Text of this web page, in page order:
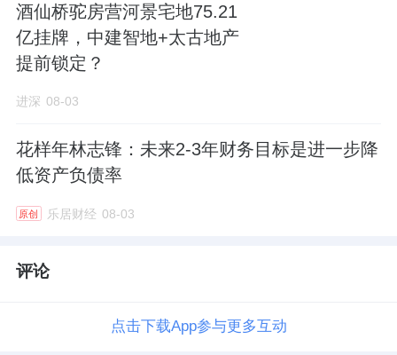
酒仙桥驼房营河景宅地75.21
亿挂牌，中建智地+太古地产
提前锁定？
进深 08-03
花样年林志锋：未来2-3年财务目标是进一步降
低资产负债率
原创 乐居财经 08-03
评论
点击下载App参与更多互动